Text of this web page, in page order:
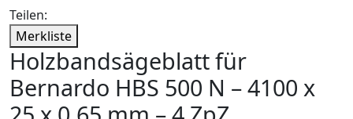
Teilen:
Merkliste
Holzbandsägeblatt für
Bernardo HBS 500 N – 4100 x